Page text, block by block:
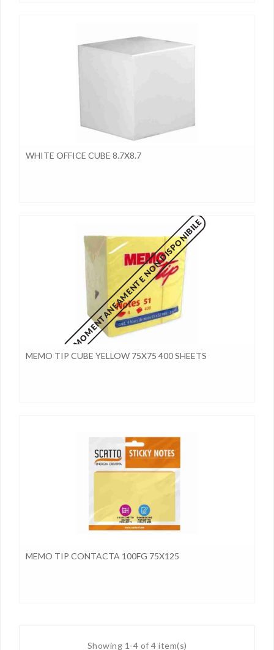
WHITE OFFICE CUBE 8.7X8.7
MOMENTANEAMENTE NON DISPONIBILE
MEMO TIP CUBE YELLOW 75X75 400 SHEETS
MEMO TIP CONTACTA 100FG 75X125
Showing 1-4 of 4 item(s)